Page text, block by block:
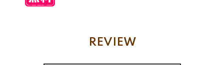
REVIEW